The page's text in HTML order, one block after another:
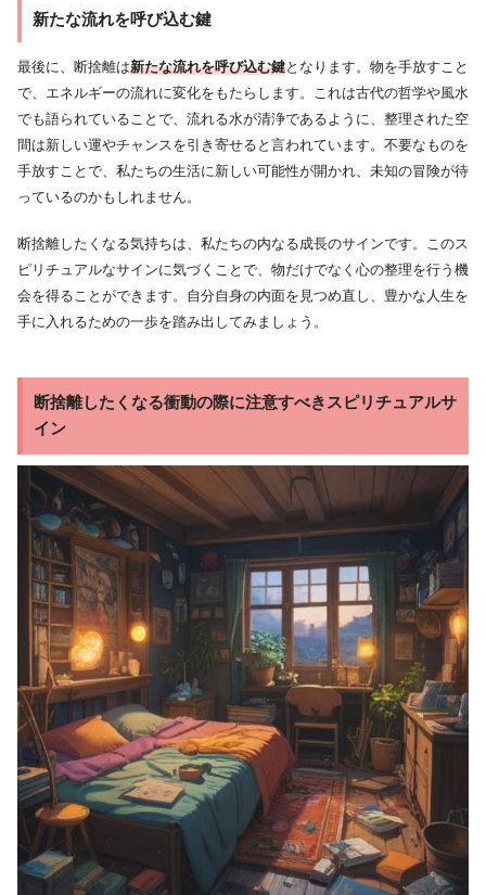
新たな流れを呼び込む鍵
最後に、断捨離は新たな流れを呼び込む鍵となります。物を手放すこと
で、エネルギーの流れに変化をもたらします。これは古代の哲学や風水
でも語られていることで、流れる水が清浄であるように、整理された空
間は新しい運やチャンスを引き寄せると言われています。不要なものを
手放すことで、私たちの生活に新しい可能性が開かれ、未知の冒険が待
っているのかもしれません。
断捨離したくなる気持ちは、私たちの内なる成長のサインです。このス
ピリチュアルなサインに気づくことで、物だけでなく心の整理を行う機
会を得ることができます。自分自身の内面を見つめ直し、豊かな人生を
手に入れるための一歩を踏み出してみましょう。
断捨離したくなる衝動の際に注意すべきスピリチュアルサ
イン